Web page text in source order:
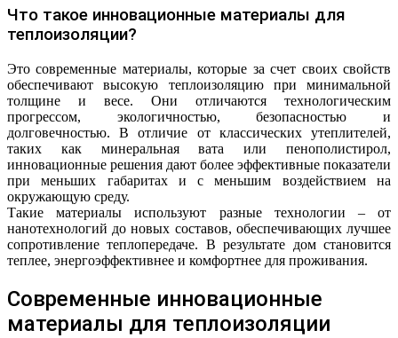
Что такое инновационные материалы для
теплоизоляции?
Это современные материалы, которые за счет своих свойств
обеспечивают высокую теплоизоляцию при минимальной
толщине и весе. Они отличаются технологическим
прогрессом, экологичностью, безопасностью и
долговечностью. В отличие от классических утеплителей,
таких как минеральная вата или пенополистирол,
инновационные решения дают более эффективные показатели
при меньших габаритах и с меньшим воздействием на
окружающую среду.
Такие материалы используют разные технологии – от
нанотехнологий до новых составов, обеспечивающих лучшее
сопротивление теплопередаче. В результате дом становится
теплее, энергоэффективнее и комфортнее для проживания.
Современные инновационные
материалы для теплоизоляции